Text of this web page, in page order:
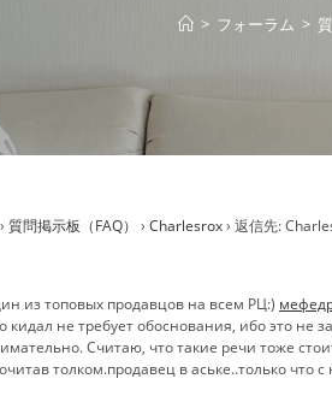
> フォーラム >
› 質問掲示板（FAQ） › Charlesrox› 返信先:
из топовых продавцов на всем РЦ:)
кидал не требует обоснования, ибо это не
Считаю, что такие речи тоже
толком.продавец в аське..только что